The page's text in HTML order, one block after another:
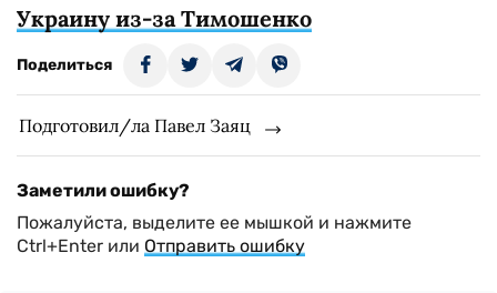
Украину из-за Тимошенко
Поделиться
Подготовил/ла Павел Заяц
Заметили ошибку?
Пожалуйста, выделите ее мышкой и нажмите
Ctrl+Enter или Отправить ошибку